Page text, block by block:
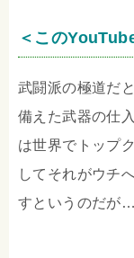
＜この
武闘派の極道だ
備えた武器の仕
は世界でトップ
してそれがウチ
すというのだが